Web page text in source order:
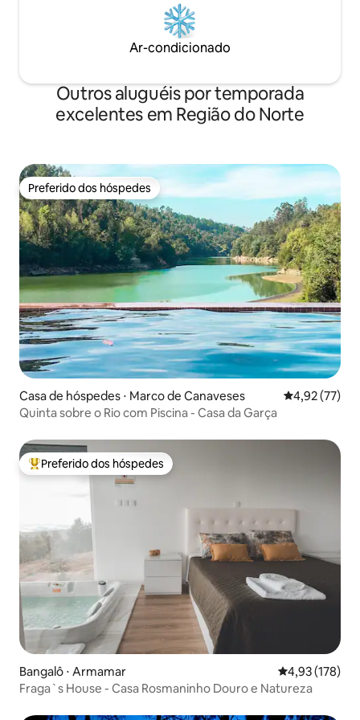
Ar-condicionado
Outros aluguéis por temporada
excelentes em Região do Norte
Preferido dos hóspedes
Preferido dos hóspedes
Casa de hóspedes ⋅ Marco de Canaveses 4,92 de uma
4,92 (77)
Quinta sobre o Rio com Piscina - Casa da Garça
Entre os melhores preferidos dos hóspedes
Preferido dos hóspedes
Bangalô ⋅ Armamar 4,93 de uma
4,93 (178)
Fraga`s House - Casa Rosmaninho Douro e Natureza